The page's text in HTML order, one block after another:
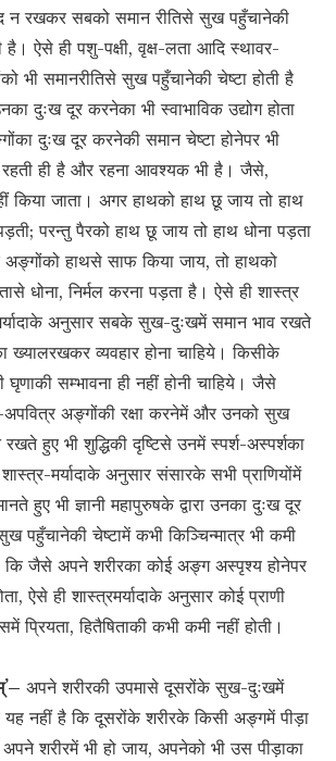
न रखकर सबको समान रीतिसे सुख पहुँचानेकी
है। ऐसे ही पशु-पक्षी, वृक्ष-लता आदि स्थावर-
भी समानरीतिसे सुख पहुँचानेकी चेष्टा होती है
दुःख दूर करनेका भी स्वाभाविक उद्योग होता
दुःख दूर करनेकी समान चेष्टा होनेपर भी
रहती ही है और रहना आवश्यक भी है। जैसे,
किया जाता। अगर हाथको हाथ छू जाय तो हाथ
परन्तु पैरको हाथ छू जाय तो हाथ धोना पड़ता
हाथसे साफ किया जाय, तो हाथको
धोना, निर्मल करना पड़ता है। ऐसे ही शास्त्र
अनुसार सबके सुख-दुःखमें समान भाव रखते
ख्यालरखकर व्यवहार होना चाहिये। किसीके
घृणाकी सम्भावना ही नहीं होनी चाहिये। जैसे
अङ्गोंकी रक्षा करनेमें और उनको सुख
हुए भी शुद्धिकी दृष्टिसे उनमें स्पर्श-अस्पर्शका
मर्यादाके अनुसार संसारके सभी प्राणियोंमें
हुए भी ज्ञानी महापुरुषके द्वारा उनका दुःख दूर
पहुँचानेकी चेष्टामें कभी किञ्चिन्मात्र भी कमी
कि जैसे अपने शरीरका कोई अङ्ग अस्पृश्य होनेपर
ऐसे ही शास्त्रमर्यादाके अनुसार कोई प्राणी
प्रियता, हितैषिताकी कभी कमी नहीं होती।
अपने शरीरकी उपमासे दूसरोंके सुख-दुःखमें
यह नहीं है कि दूसरोंके शरीरके किसी अङ्गमें पीड़ा
अपने शरीरमें भी हो जाय, अपनेको भी उस पीड़ाका